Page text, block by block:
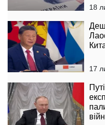
18
17